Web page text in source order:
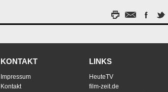
KONTAKT
Impressum
Kontakt
LINKS
HeuteTV
film-zeit.de